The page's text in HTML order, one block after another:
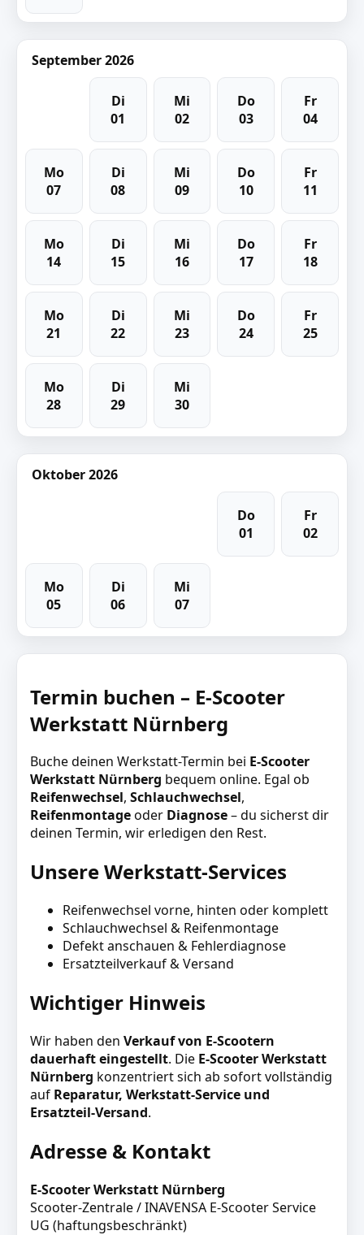
September 2026
Di
01
Mi
02
Do
03
Fr
04
Mo
07
Di
08
Mi
09
Do
10
Fr
11
Mo
14
Di
15
Mi
16
Do
17
Fr
18
Mo
21
Di
22
Mi
23
Do
24
Fr
25
Mo
28
Di
29
Mi
30
Oktober 2026
Do
01
Fr
02
Mo
05
Di
06
Mi
07
Termin buchen – E-Scooter
Werkstatt Nürnberg
Buche deinen Werkstatt-Termin bei E-Scooter
Werkstatt Nürnberg bequem online. Egal ob
Reifenwechsel, Schlauchwechsel,
Reifenmontageoder Diagnose– du sicherst dir
deinen Termin, wir erledigen den Rest.
Unsere Werkstatt-Services
Reifenwechsel vorne, hinten oder komplett
Schlauchwechsel & Reifenmontage
Defekt anschauen & Fehlerdiagnose
Ersatzteilverkauf & Versand
Wichtiger Hinweis
Wir haben den Verkauf von E-Scootern
dauerhaft eingestellt. Die E-Scooter Werkstatt
Nürnberg konzentriert sich ab sofort vollständig
auf Reparatur, Werkstatt-Service und
Ersatzteil-Versand.
Adresse & Kontakt
E-Scooter Werkstatt Nürnberg
Scooter-Zentrale / INAVENSA E-Scooter Service
UG (haftungsbeschränkt)